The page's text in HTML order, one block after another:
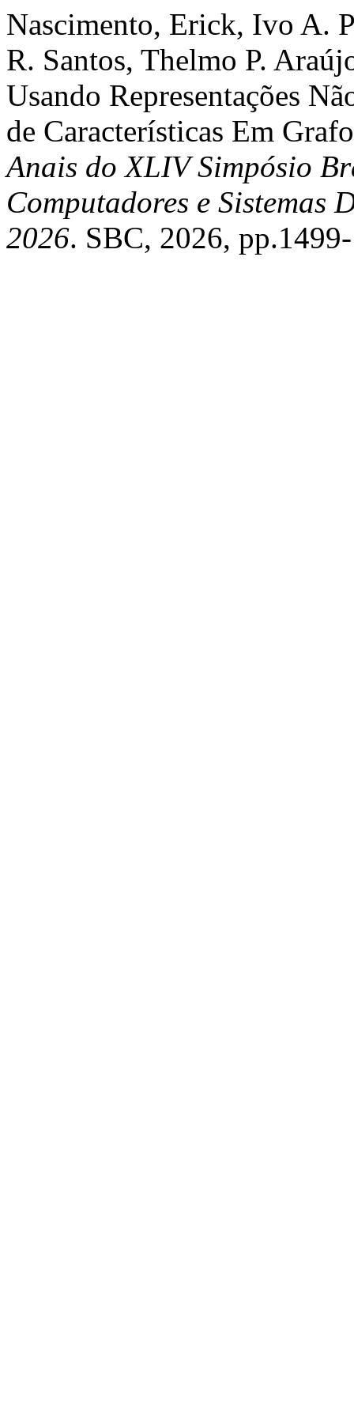
Nascimento, Erick, Ivo A.
R. Santos, Thelmo P.
Usando Representações
de Características Em
Anais do XLIV Simpósio
Computadores e
2026. SBC, 2026,